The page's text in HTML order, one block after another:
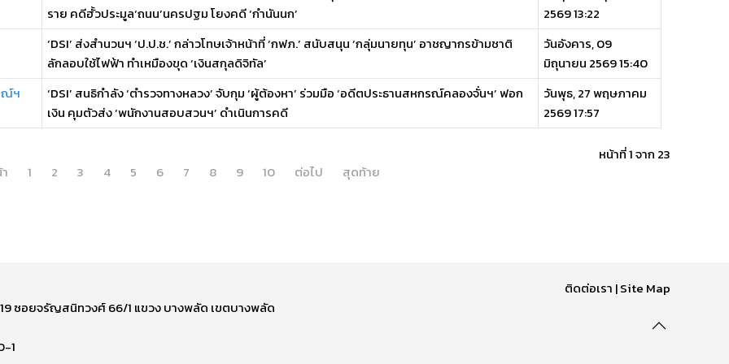
ราย คดีฮั้วประมูล‘ถนน’นครปฐม โยงคดี ‘กำนันนก’
2569 13:22
‘DSI’ ส่งสำนวนฯ ‘ป.ป.ช.’ กล่าวโทษเจ้าหน้าที่ ‘กฟภ.’ สนับสนุน ‘กลุ่มนายทุน’ อาชญากรข้ามชาติ
ลักลอบใช้ไฟฟ้า ทำเหมืองขุด ‘เงินสกุลดิจิทัล’
วันอังคาร, 09
มิถุนายน 2569 15:40
ณ์ฯ
‘DSI’ สนธิกำลัง ‘ตำรวจทางหลวง’ จับกุม ‘ผู้ต้องหา’ ร่วมมือ ‘อดีตประธานสหกรณ์คลองจั่นฯ’ ฟอก
เงิน คุมตัวส่ง ‘พนักงานสอบสวนฯ’ ดำเนินการคดี
วันพุธ, 27 พฤษภาคม
2569 17:57
หน้าที่ 1 จาก 23
1 2 3 4 5 6 7 8 9 10 ต่อไป สุดท้าย
ซอยจรัญสนิทวงศ์ 66/1 แขวง บางพลัด เขตบางพลัด
1
ติดต่อเรา |Site Map